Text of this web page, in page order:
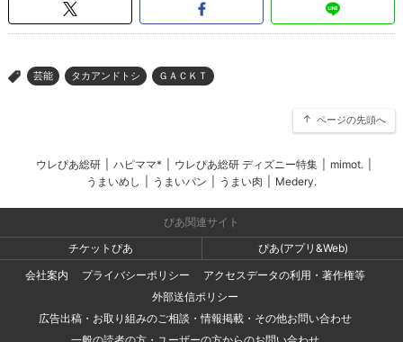
> 芸能 タカアンドトシ ＧＡＣＫＴ
ページの先頭へ
ウレぴあ総研 ハピママ* ウレぴあ総研 ディズニー特集 mimot.
うまいめし
うまいパン うまい肉 Medery.
ぴあ関連サイト
チケットぴあ
ぴあ(アプリ&Web)
会社案内
プライバシーポリシー
アクセスデータの利用・著作権等
外部送信ポリシー
広告出稿・お取り組みのご相談・情報掲載・その他お問い合わせ